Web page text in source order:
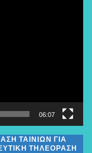
06:07
ΤΑΙΝΙΩΝ ΓΙΑ
ΤΗΛΕΟΡΑΣΗ